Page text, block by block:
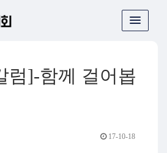
럼]-함께 걸어봅
17-10-18